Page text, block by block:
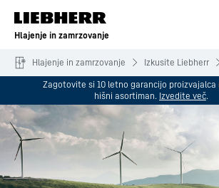
Hlajenje in zamrzovanje
Hlajenje in zamrzovanje Izkusite Liebherr
Zagotovite si 10 letno garancijo proizvajalca
hišni asortiman. Izvedite več.